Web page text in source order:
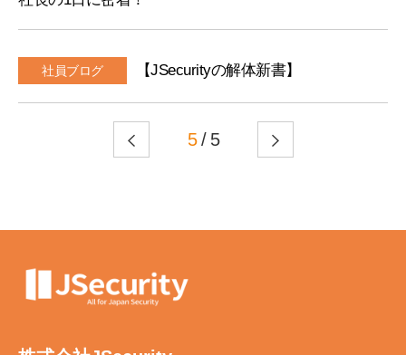
社員ブログ 【JSecurityの解体新書】
5/ 5